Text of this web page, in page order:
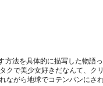
方法を具体的に描写した物語
クで美少女好きだなんて、ク
ながら地球でコテンパンにさ